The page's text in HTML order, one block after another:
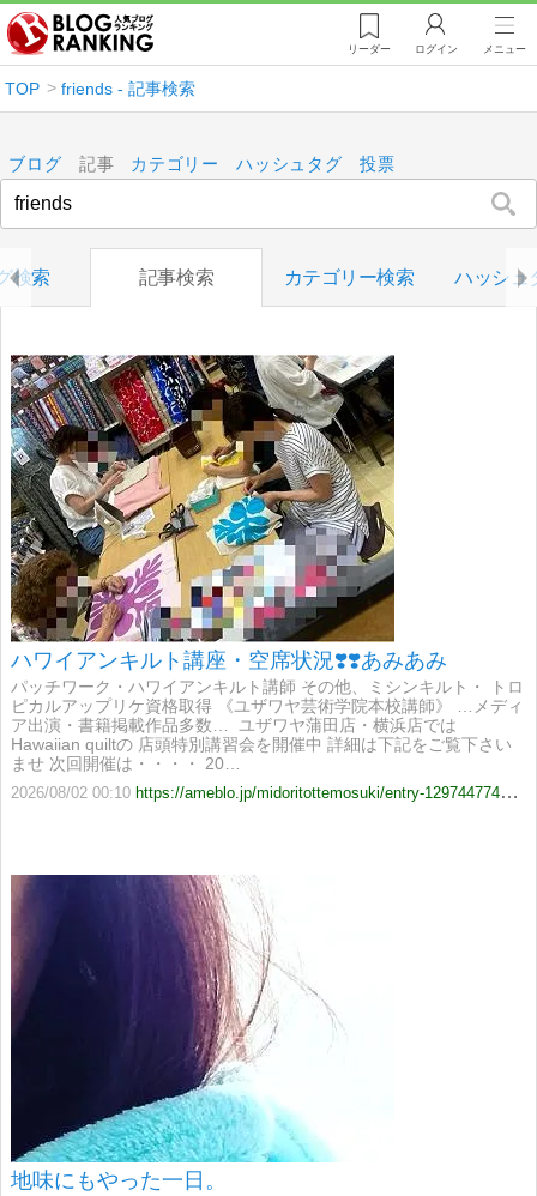
リーダー ログイン メニュー
TOP friends - 記事検索
ブログ 記事 カテゴリー ハッシュタグ 投票
検索 記事検索 カテゴリー検索 ハッシュ
ハワイアンキルト講座・空席状況❣️❣️あみあみ
パッチワーク・ハワイアンキルト講師 その他、ミシンキルト・ トロ
ピカルアップリケ資格取得 《ユザワヤ芸術学院本校講師》 …メディ
ア出演・書籍掲載作品多数… ​​ ユザワヤ蒲田店・横浜店では
Hawaiian quiltの 店頭特別講習会を開催中 詳細は下記をご覧下さい
ませ 次回開催は・・・・ 20…
2026/08/02 00:10 https://ameblo.jp/midoritottemosuki/entry-12974477425.html
地味にもやった一日。